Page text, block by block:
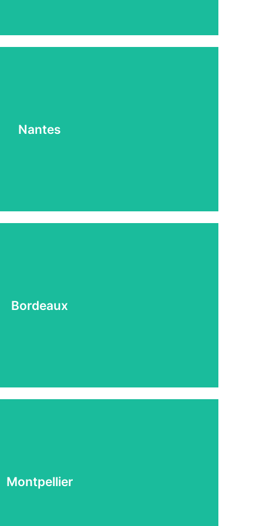
Nantes
SON PERMIS SUR NANTES
Bordeaux
SON PERMIS SUR BORDEAUX
Montpellier
SON PERMIS SUR MONTPELLIER